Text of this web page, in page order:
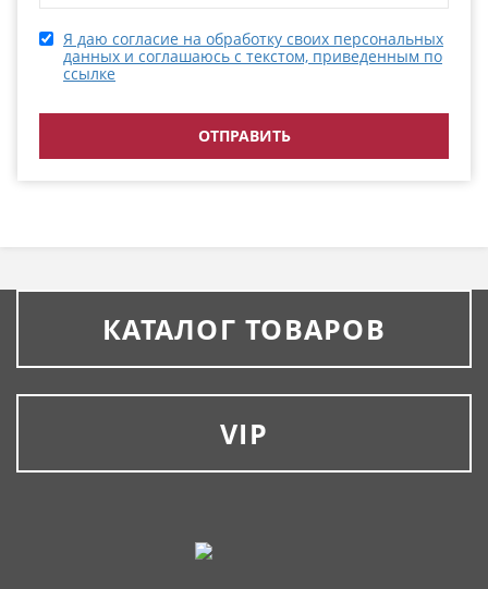
Я даю согласие на обработку своих персональных
данных и соглашаюсь с текстом, приведенным по
ссылке
КАТАЛОГ ТОВАРОВ
VIP